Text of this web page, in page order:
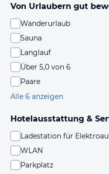
Von Urlaubern gut
Wanderurlaub
Sauna
Langlauf
Über 5,0 von 6
Paare
Alle 6 anzeigen
Hotelausstattung &
Ladestation für
WLAN
Parkplatz